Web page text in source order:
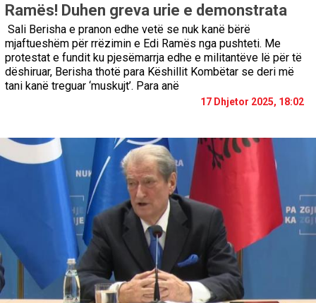
Ramës! Duhen greva urie e demonstrata
Sali Berisha e pranon edhe vetë se nuk kanë bërë
mjaftueshëm për rrëzimin e Edi Ramës nga pushteti. Me
protestat e fundit ku pjesëmarrja edhe e militantëve lë për të
dëshiruar, Berisha thotë para Këshillit Kombëtar se deri më
tani kanë treguar ‘muskujt’. Para anë
17 Dhjetor 2025, 18:02